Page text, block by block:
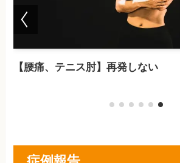
【腰痛、テニス肘】再発しない